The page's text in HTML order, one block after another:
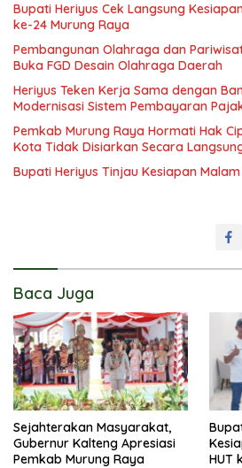
Bupati Heriyus Cek Langsung
ke-24 Murung Raya
Pembangunan Olahraga dan
Buka FGD Desain Olahraga Daerah
Heriyus Teken Kerja Sama dengan
Modernisasi Sistem Pembayaran
Pemkab Murung Raya Hormati Hak
Kota Tidak Disiarkan Secara
Bupati Heriyus Tinjau Kesiapan
Baca Juga
Sejahterakan Masyarakat,
Gubernur Kalteng Apresiasi
Pemkab Murung Raya
HUT